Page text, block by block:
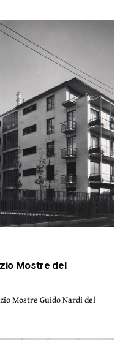
Mostre del
Mostre Guido Nardi del